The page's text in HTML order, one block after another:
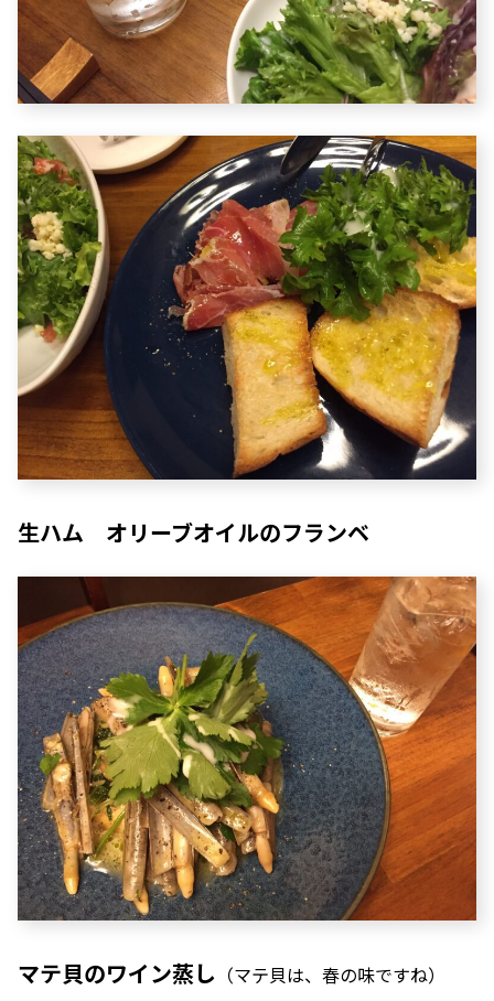
生ハム オリーブオイルのフランベ
マテ貝のワイン蒸し （マテ貝は、春の味ですね）